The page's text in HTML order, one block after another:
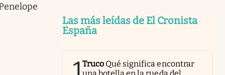
Las más leídas de El Cronista
España
Truco Qué significa encontrar